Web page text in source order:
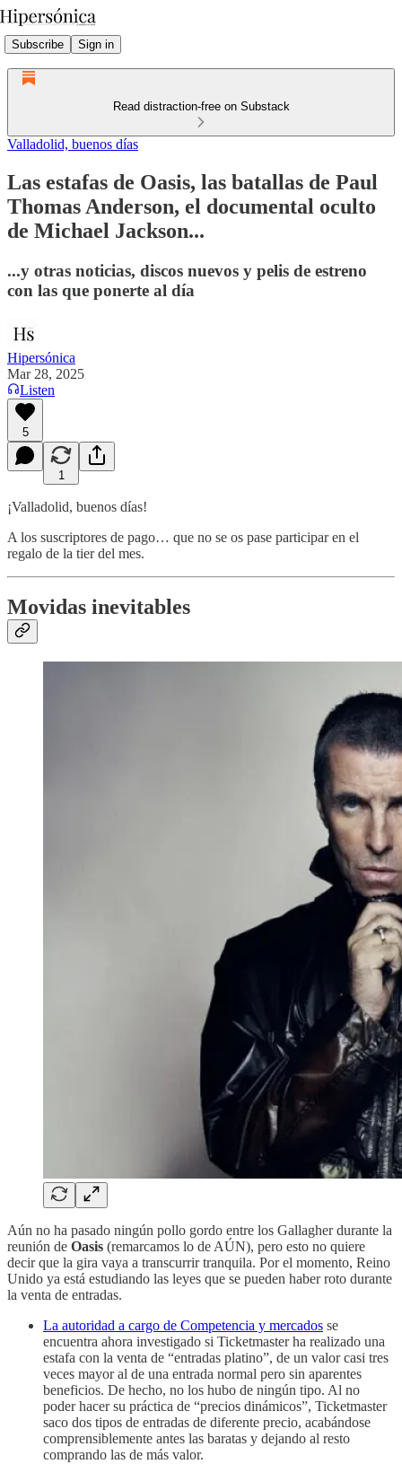
Subscribe Sign in
Read distraction-free on Substack
Valladolid, buenos días
Las estafas de Oasis, las batallas de Paul
Thomas Anderson, el documental oculto
de Michael Jackson...
...y otras noticias, discos nuevos y pelis de estreno
con las que ponerte al día
Hipersónica
Mar 28, 2025
Listen
5
1
¡Valladolid, buenos días!
A los suscriptores de pago… que no se os pase participar en el
regalo de la tier del mes.
Movidas inevitables
Aún no ha pasado ningún pollo gordo entre los Gallagher durante la
reunión de Oasis (remarcamos lo de AÚN), pero esto no quiere
decir que la gira vaya a transcurrir tranquila. Por el momento, Reino
Unido ya está estudiando las leyes que se pueden haber roto durante
la venta de entradas.
La autoridad a cargo de Competencia y mercados se
encuentra ahora investigado si Ticketmaster ha realizado una
estafa con la venta de “entradas platino”, de un valor casi tres
veces mayor al de una entrada normal pero sin aparentes
beneficios. De hecho, no los hubo de ningún tipo. Al no
poder hacer su práctica de “precios dinámicos”, Ticketmaster
saco dos tipos de entradas de diferente precio, acabándose
comprensiblemente antes las baratas y dejando al resto
comprando las de más valor.